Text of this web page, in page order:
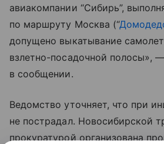
авиакомпании “Сибирь”,
по маршруту Москва (“
допущено выкатывание
взлетно-посадочной полосы»,
в сообщении.
Ведомство уточняет, что при
не пострадал. Новосибирской
прокуратурой организована